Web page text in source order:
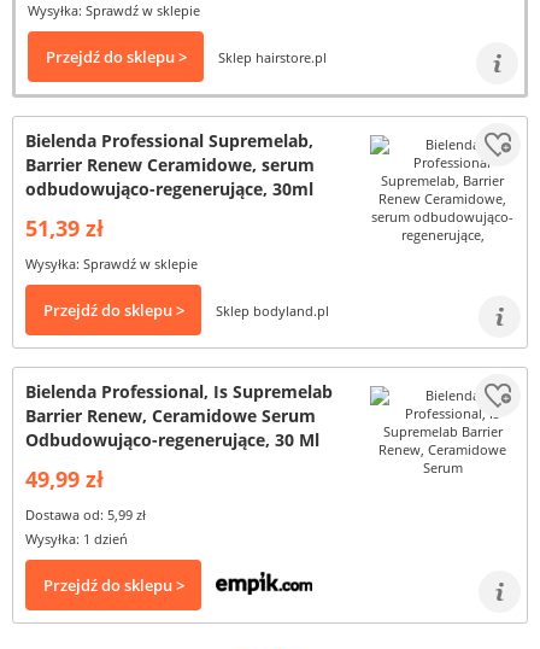
Wysyłka: Sprawdź w sklepie
Przejdź do sklepu > Sklep hairstore.pl
Bielenda Professional Supremelab,
Barrier Renew Ceramidowe, serum
odbudowująco-regenerujące, 30ml
51,39 zł
Wysyłka: Sprawdź w sklepie
Przejdź do sklepu > Sklep bodyland.pl
Bielenda Professional, Is Supremelab
Barrier Renew, Ceramidowe Serum
Odbudowująco-regenerujące, 30 Ml
49,99 zł
Dostawa od: 5,99 zł
Wysyłka: 1 dzień
Przejdź do sklepu >